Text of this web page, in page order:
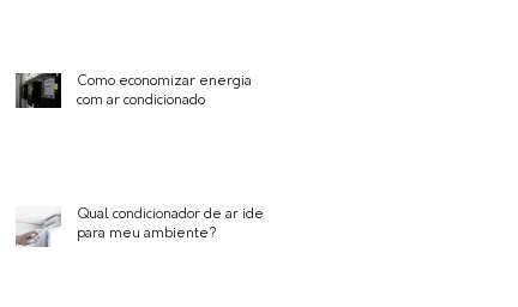
Como economizar energia
com ar condicionado
Qual condicionador de ar ideal
para meu ambiente?